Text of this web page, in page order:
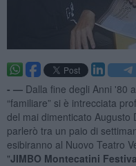
- — Dalla fine degli Anni '80
“familiare” si è intrecciata
del mai dimenticato Augusto
parlerò tra un paio di
esibiranno al Nuovo Teatro
"JIMBO Montecatini